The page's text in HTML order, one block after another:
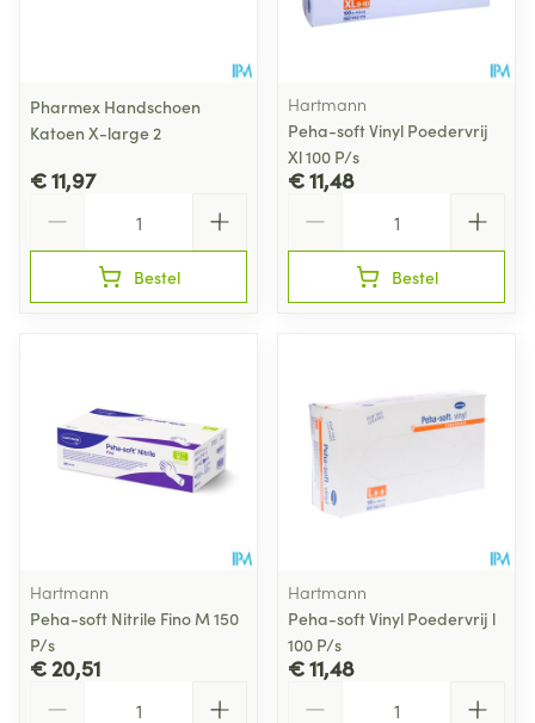
Pharmex Handschoen
Katoen X-large 2
€ 11,97
Bestel
Hartmann
Peha-soft Vinyl Poedervrij
Xl 100 P/s
€ 11,48
Bestel
Hartmann
Peha-soft Nitrile Fino M 150
P/s
€ 20,51
Hartmann
Peha-soft Vinyl Poedervrij l
100 P/s
€ 11,48